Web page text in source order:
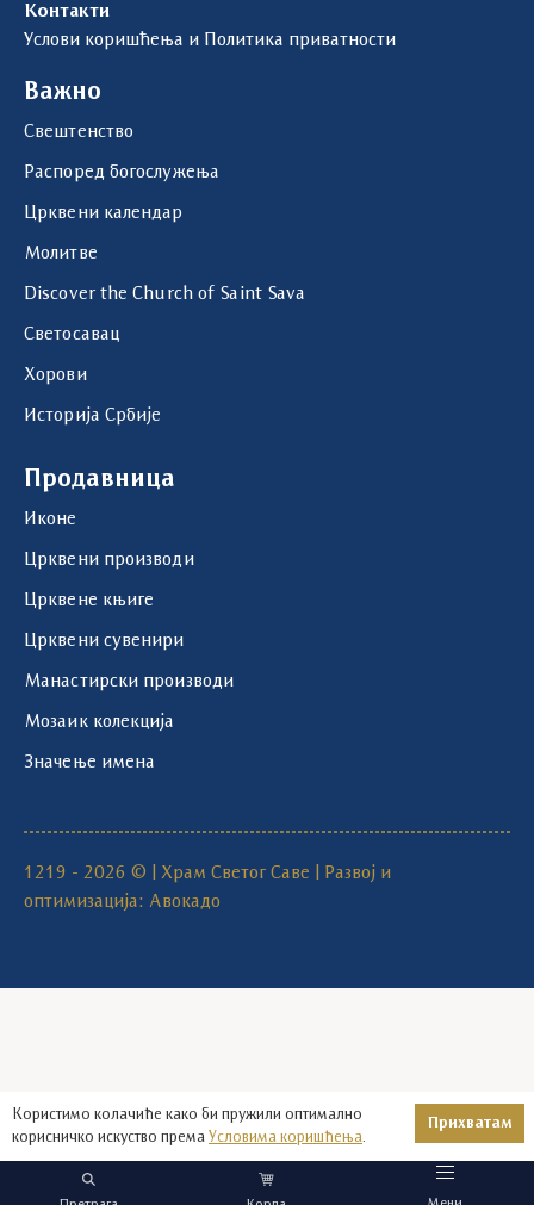
Контакти
Услови коришћења и Политика приватности
Важно
Свештенство
Распоред богослужења
Црквени календар
Молитве
Discover the Church of Saint Sava
Светосавац
Хорови
Историја Србије
Продавница
Иконе
Црквени производи
Црквене књиге
Црквени сувенири
Манастирски производи
Мозаик колекција
Значење имена
1219 - 2026 © | Храм Светог Саве | Развој и
оптимизација: Авокадо
Користимо колачиће како би пружили оптимално
корисничко искуство према Условима коришћења.
Прихватам